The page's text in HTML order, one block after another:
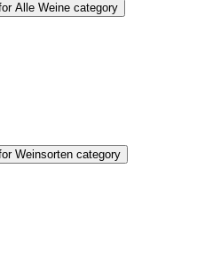
Alle Weine category
Weinsorten category